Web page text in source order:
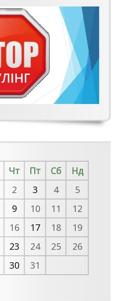
Чт Пт Сб
Нд
2 3 4
5
9 10 11
12
16 17 18
19
23 24 25
26
30
31